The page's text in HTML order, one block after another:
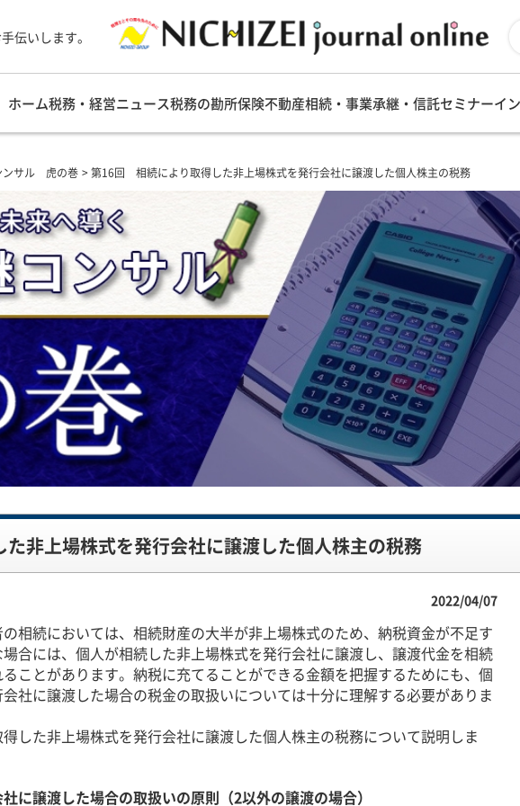
伝いします。
ホーム税務・経営ニュース税務の勘所保険不動産相続・事業承継・信託セミナーイ
ンサル 虎の巻 第16回 相続により取得した非上場株式を発行会社に譲渡した個人株主の税務
非上場株式を発行会社に譲渡した個人株主の税務
2022/04/07
相続においては、相続財産の大半が非上場株式のため、納税資金が不足す
合には、個人が相続した非上場株式を発行会社に譲渡し、譲渡代金を相続
ことがあります。納税に充てることができる金額を把握するためにも、個
社に譲渡した場合の税金の取扱いについては十分に理解する必要がありま
した非上場株式を発行会社に譲渡した個人株主の税務について説明しま
に譲渡した場合の取扱いの原則（2以外の譲渡の場合）